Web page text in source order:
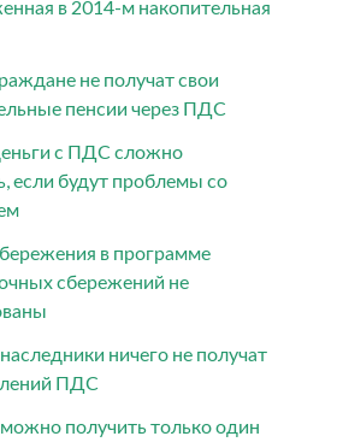
в 2014-м накопительная
не получат свои
пенсии через ПДС
с ПДС сложно
если будут проблемы со
в программе
сбережений не
ничего не получат
ПДС
получить только один